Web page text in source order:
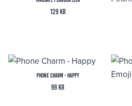
129 kr
Phone Charm - Happy
99 kr